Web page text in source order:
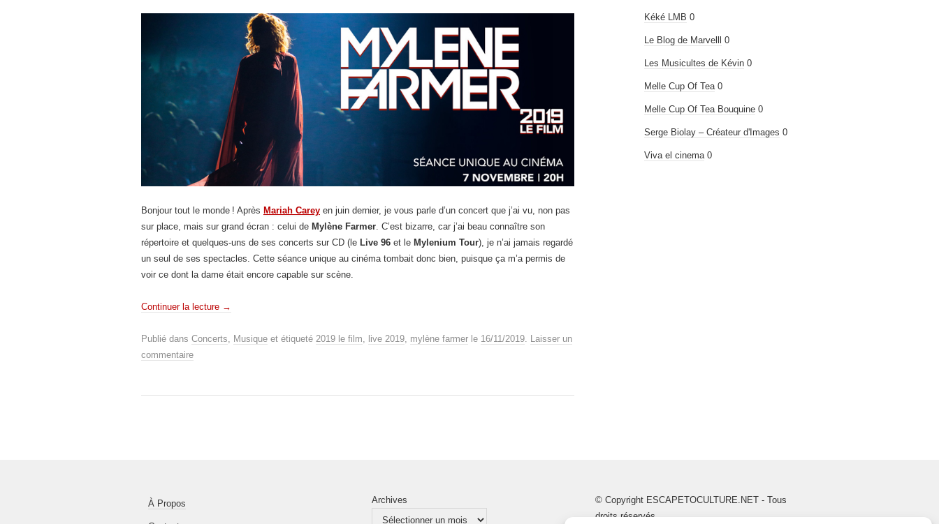
Bonjour tout le monde ! Après Mariah Carey en juin dernier, je vous parle d’un concert que j’ai vu, non pas
sur place, mais sur grand écran : celui de Mylène Farmer . C’est bizarre, car j’ai beau connaître son
répertoire et quelques-uns de ses concerts sur CD (le Live 96 et le Mylenium Tour), je n’ai jamais regardé
un seul de ses spectacles. Cette séance unique au cinéma tombait donc bien, puisque ça m’a permis de
voir ce dont la dame était encore capable sur scène.
Continuer la lecture →
Publié dans Concerts Musique et étiqueté 2019 le film live 2019 mylène farmer le 16/11/2019
Laisser un
commentaire
Kéké LMB 0
Le Blog de Marvelll 0
Les Musicultes de Kévin 0
Melle Cup Of Tea 0
Melle Cup Of Tea Bouquine 0
Serge Biolay – Créateur d'Images 0
Viva el cinema 0
À Propos Archives
© Copyright ESCAPETOCULTURE.NET - Tous
droits réservés.